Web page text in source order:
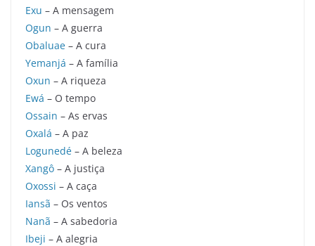
Exu – A mensagem
Ogun – A guerra
Obaluae – A cura
Yemanjá – A família
Oxun – A riqueza
Ewá – O tempo
Ossain – As ervas
Oxalá – A paz
Logunedé – A beleza
Xangô – A justiça
Oxossi – A caça
Iansã – Os ventos
Nanã – A sabedoria
Ibeji – A alegria